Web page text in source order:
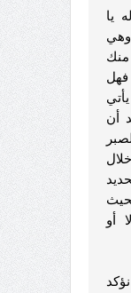
يا
فهل
أن
أو